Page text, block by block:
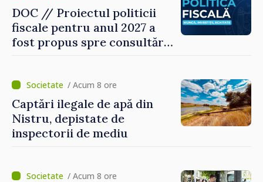
DOC // Proiectul politicii
fiscale pentru anul 2027 a
fost propus spre consultări
/ Acum 8 ore
Captări ilegale de apă din
Nistru, depistate de
inspectorii de mediu
/ Acum 8 ore